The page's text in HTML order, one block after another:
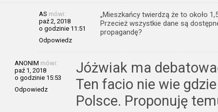
AS mówi:
paź 2, 2018
o godzinie 11:51
Odpowiedz
„Mieszkańcy twierdzą że to około
Przecież wszystkie dane są
propagandę?
ANONIM mówi:
paź 1, 2018
o godzinie 15:53
Odpowiedz
Jóżwiak ma
Ten facio nie wie
Polsce. Proponuję